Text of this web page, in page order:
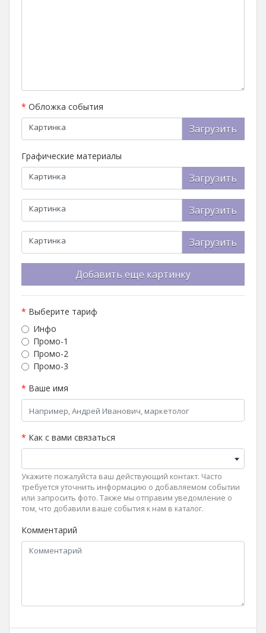
* Обложка события
Картинка Загрузить
Графические материалы
Картинка Загрузить
Картинка Загрузить
Картинка Загрузить
Добавить еще картинку
* Выберите тариф
Инфо
Промо-1
Промо-2
Промо-3
* Ваше имя
* Как с вами связаться
Укажите пожалуйста ваш действующий контакт. Часто
требуется уточнить информацию о добавляемом событии
или запросить фото. Также мы отправим уведомление о
том, что добавили ваше события к нам в каталог.
Комментарий